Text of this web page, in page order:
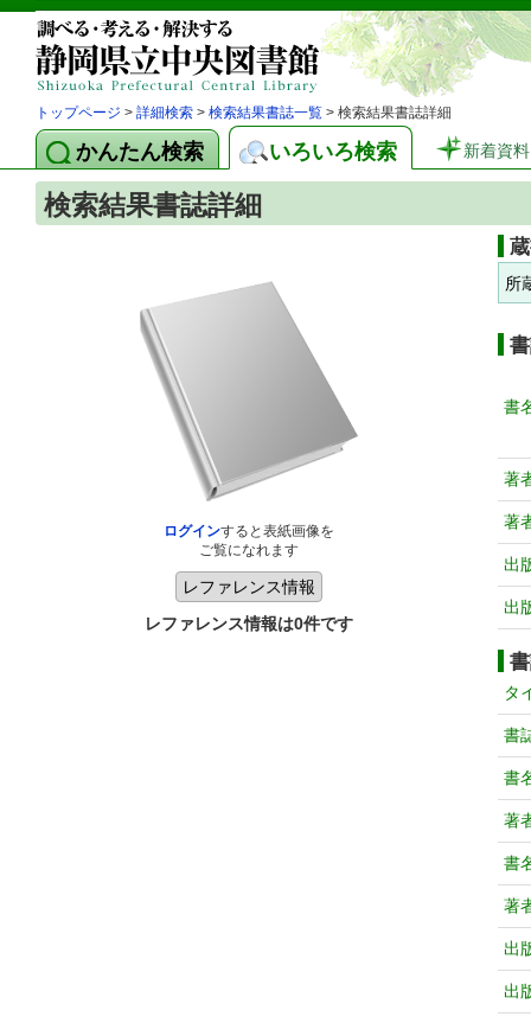
トップページ > 詳細検索 > 検索結果書誌一覧 > 検索結果書誌詳細
かんたん検索 いろいろ検索 新着資料
検索結果書誌詳細
ログインすると表紙画像を
ご覧になれます
レファレンス情報は0件です
所
書
著
著
出
出
タ
書
書
著
書
著
出
出